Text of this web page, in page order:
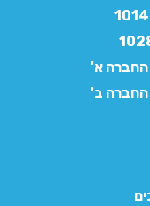
החברה א'
החברה ב'